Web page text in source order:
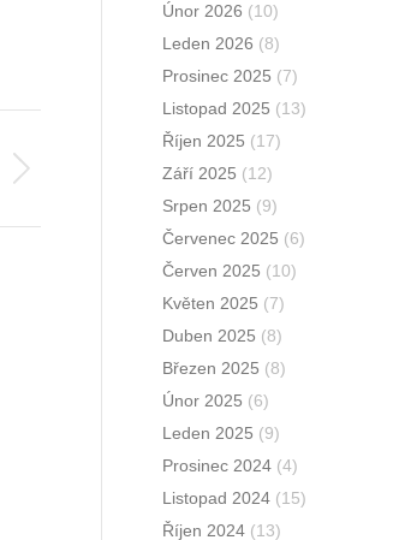
Únor 2026 (10)
Leden 2026 (8)
Prosinec 2025 (7)
Listopad 2025 (13)
Říjen 2025 (17)
Září 2025 (12)
Srpen 2025 (9)
Červenec 2025 (6)
Červen 2025 (10)
Květen 2025 (7)
Duben 2025 (8)
Březen 2025 (8)
Únor 2025 (6)
Leden 2025 (9)
Prosinec 2024 (4)
Listopad 2024 (15)
Říjen 2024 (13)